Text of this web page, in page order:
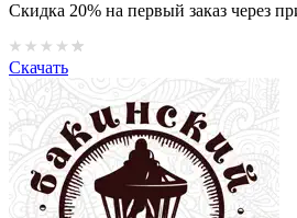
Скидка 20% на первый заказ через
Скачать